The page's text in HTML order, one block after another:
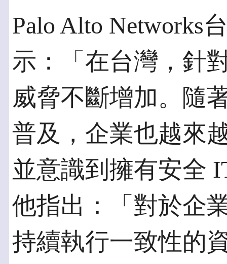
Palo Alto Networks
示：「在台灣，針
威脅不斷增加。隨
普及，企業也越來
並意識到擁有安全
他指出：「對於企
持續執行一致性的